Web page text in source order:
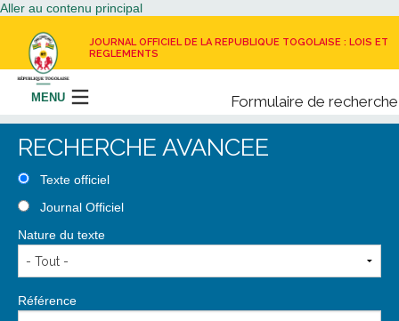
Aller au contenu principal
JOURNAL OFFICIEL DE LA REPUBLIQUE TOGOLAISE : LOIS ET
REGLEMENTS
Formulaire de recherche
Rechercher
MENU
LE JOURNAL OFFICIEL
RECEVOIR LE JOURNAL OFFICIEL
NOUS CONTACTER
RECHERCHE AVANCEE
Texte officiel
Journal Officiel
Nature du texte
Référence